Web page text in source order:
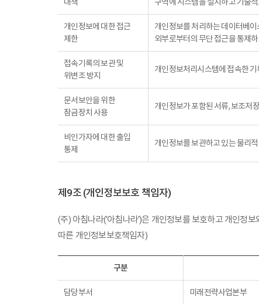
개인정보에 대한 접근
제한
개인정보를 처리하는 데이터베
외부로부터의 무단 접근을 통제
접속기록의 보관 및
위변조 방지
개인정보처리시스템에 접속한 기
문서보안을 위한
잠금장치 사용
개인정보가 포함된 서류, 보조저
비인가자에 대한 출입
통제
개인정보를 보관하고 있는 물리
제9조 (개인정보보호 책임자)
(주) 아침나라('아침나라')은 개인정보를 보호하고 개인정
따른 개인정보보호책임자)
구분
담당부서 미래전략사업본부